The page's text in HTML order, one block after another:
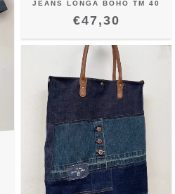
JEANS LONGA BOHO TM 40
€47,30